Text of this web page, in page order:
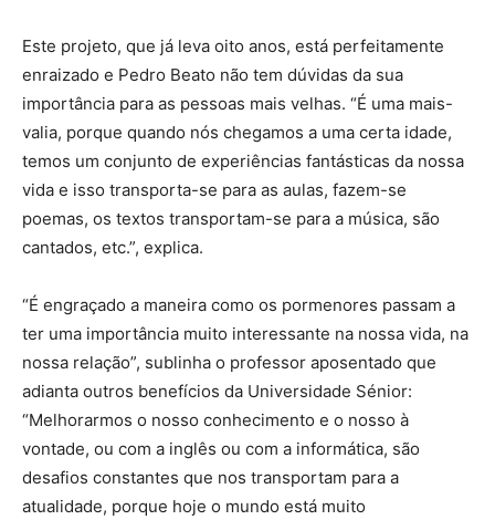
Este projeto, que já leva oito anos, está perfeitamente
enraizado e Pedro Beato não tem dúvidas da sua
importância para as pessoas mais velhas. “É uma mais-
valia, porque quando nós chegamos a uma certa idade,
temos um conjunto de experiências fantásticas da nossa
vida e isso transporta-se para as aulas, fazem-se
poemas, os textos transportam-se para a música, são
cantados, etc.”, explica.
“É engraçado a maneira como os pormenores passam a
ter uma importância muito interessante na nossa vida, na
nossa relação”, sublinha o professor aposentado que
adianta outros benefícios da Universidade Sénior:
“Melhorarmos o nosso conhecimento e o nosso à
vontade, ou com a inglês ou com a informática, são
desafios constantes que nos transportam para a
atualidade, porque hoje o mundo está muito